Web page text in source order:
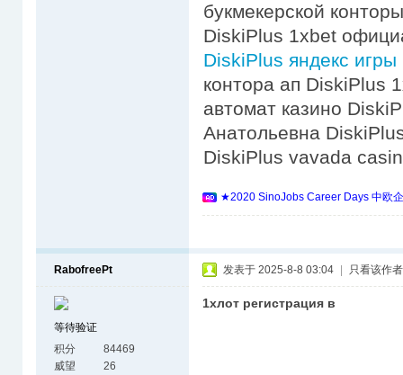
букмекерской
DiskiPlus 1xbet
DiskiPlus яндекс игры
контора ап DiskiPlus
автомат казино
Анатольевна
DiskiPlus vavada
★2020 SinoJobs Career Days 中欧
RabofreePt
等待验证
积分
84469
威望
26
发表于 2025-8-8 03:04 只看该作者
1хлот регистрация в